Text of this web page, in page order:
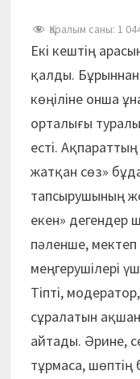
Қаралым саны: 1
Екі кештің
қалды. Бұрыннан
көңіліне онша
орталығы
есті.
жатқан сөз»
тапсырушының
екен» дегендер
пәленше,
меңгерушілері
Тіпті,
сұралатын
айтады. Әрине,
тұрмаса,